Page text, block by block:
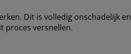
Dit is volledig onschadelijk en
proces versnellen.